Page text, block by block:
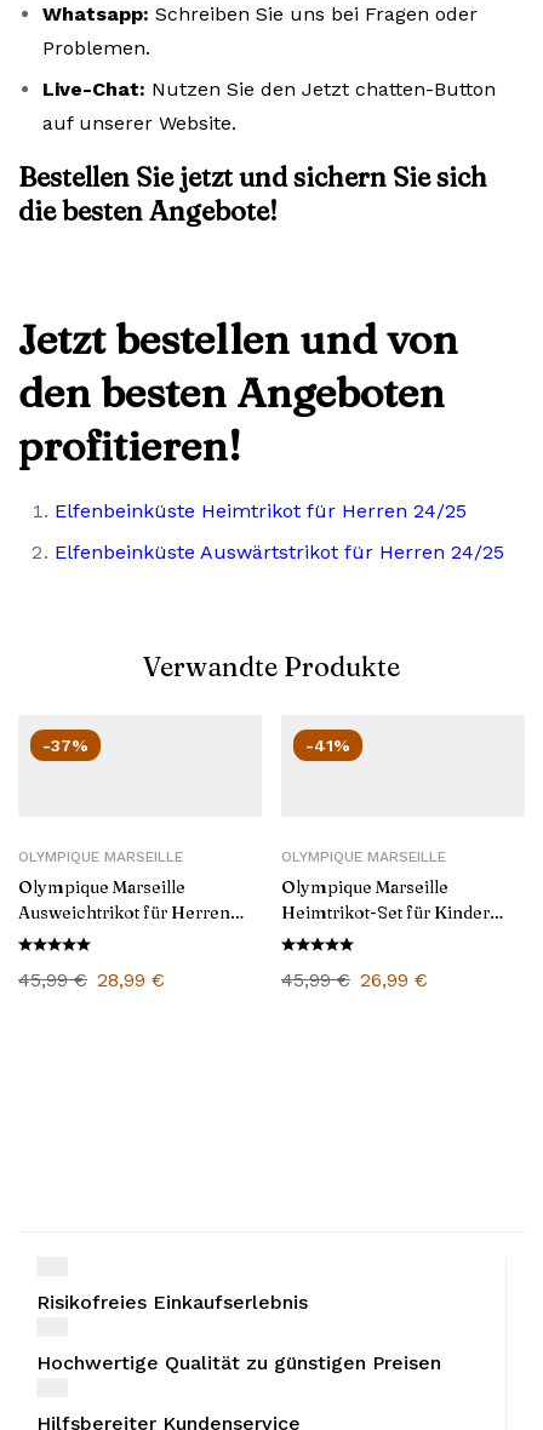
Whatsapp: Schreiben Sie uns bei Fragen oder
Problemen.
Live-Chat: Nutzen Sie den Jetzt chatten-Button
auf unserer Website.
Bestellen Sie jetzt und sichern Sie sich
die besten Angebote!
Jetzt bestellen und von
den besten Angeboten
profitieren!
Elfenbeinküste Heimtrikot für Herren 24/25
Elfenbeinküste Auswärtstrikot für Herren 24/25
Verwandte Produkte
-37%
OLYMPIQUE MARSEILLE
Olympique Marseille
Ausweichtrikot für Herren
2025/26
45,99€ 28,99 €
-41%
OLYMPIQUE MARSEILLE
Olympique Marseille
Heimtrikot-Set für Kinder
2025/26
45,99€ 26,99 €
Risikofreies Einkaufserlebnis
Hochwertige Qualität zu günstigen Preisen
Hilfsbereiter Kundenservice